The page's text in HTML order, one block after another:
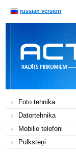
russian version
Foto tehnika
Datortehnika
Mobilie telefoni
Pulksteņi